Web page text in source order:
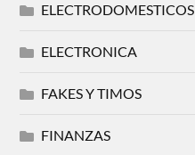
ELECTRODOMESTICOS
ELECTRONICA
FAKES Y TIMOS
FINANZAS